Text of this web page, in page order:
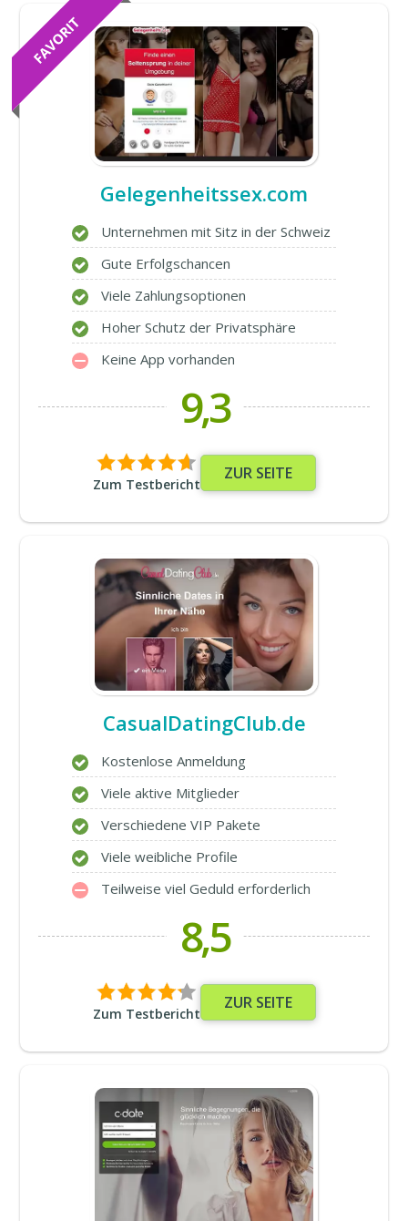
Gelegenheitssex.com
Unternehmen mit Sitz in der Schweiz
Gute Erfolgschancen
Viele Zahlungsoptionen
Hoher Schutz der Privatsphäre
Keine App vorhanden
9,3
Zum Testbericht
ZUR SEITE
CasualDatingClub.de
Kostenlose Anmeldung
Viele aktive Mitglieder
Verschiedene VIP Pakete
Viele weibliche Profile
Teilweise viel Geduld erforderlich
8,5
Zum Testbericht
ZUR SEITE